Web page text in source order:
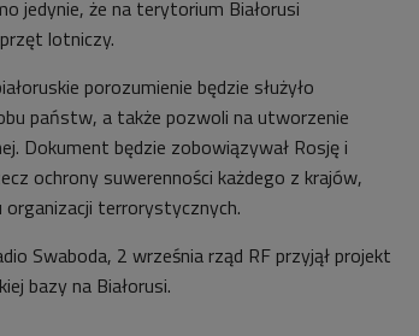
jedynie, że na terytorium Białorusi
lotniczy.
porozumienie będzie służyło
państw, a także pozwoli na utworzenie
Dokument będzie zobowiązywał Rosję i
ochrony suwerenności każdego z krajów,
organizacji terrorystycznych.
Swaboda, 2 września rząd RF przyjął projekt
bazy na Białorusi.